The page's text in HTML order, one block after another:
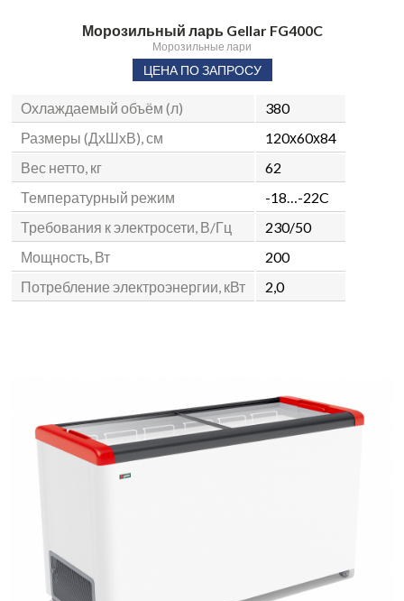
Морозильный ларь Gellar FG400C
Морозильные лари
ЦЕНА ПО ЗАПРОСУ
Охлаждаемый объём (л)
380
Размеры (ДхШхВ), см
120х60х84
Вес нетто, кг
62
Температурный режим
-18…-22C
Требования к электросети, В/Гц
230/50
Мощность, Вт
200
Потребление электроэнергии, кВт
2,0